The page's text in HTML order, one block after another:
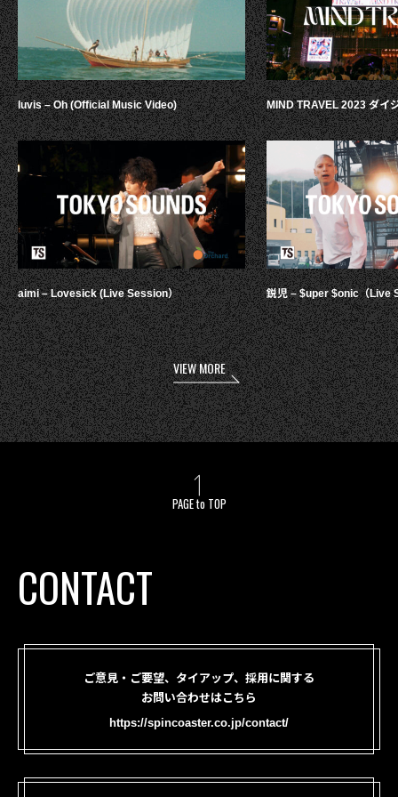
luvis – Oh (Official Music Video)
aimi – Lovesick (Live Session）
MIND TRAVEL 2023 ダイ
鋭児 – $uper $onic（Live
VIEW MORE
PAGE to TOP
CONTACT
ご意見・ご要望、タイアップ、採用に関する
お問い合わせはこちら
https://spincoaster.co.jp/contact/